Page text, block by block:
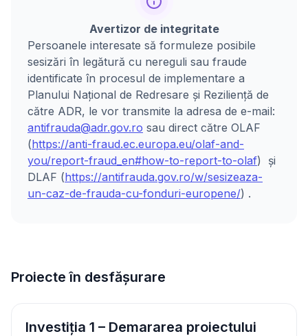
Avertizor de integritate
Persoanele interesate să formuleze posibile
sesizări în legătură cu nereguli sau fraude
identificate în procesul de implementare a
Planului Național de Redresare și Reziliență de
către ADR, le vor transmite la adresa de e-mail:
antifrauda@adr.gov.ro sau direct către OLAF
(https://anti-fraud.ec.europa.eu/olaf-and-
you/report-fraud_en#how-to-report-to-olaf) și
DLAF (https://antifrauda.gov.ro/w/sesizeaza-
un-caz-de-frauda-cu-fonduri-europene/) .
Proiecte în desfășurare
Investiția 1 – Demararea proiectului